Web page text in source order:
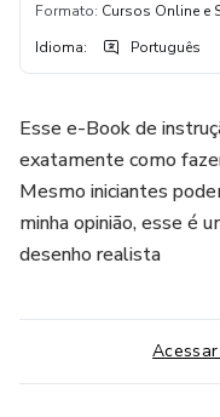
Formato: Cursos Online e
Idioma: Português
Esse e-Book de
exatamente como
Mesmo iniciantes
minha opinião, esse é
desenho realista